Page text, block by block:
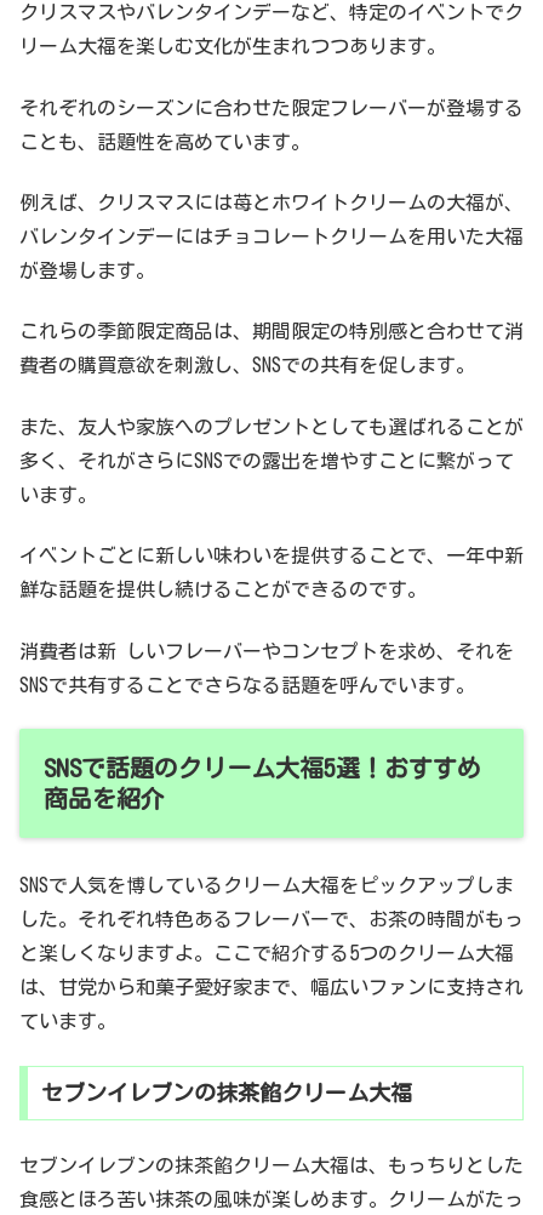
クリスマスやバレンタインデーなど、特定のイベントでク
リーム大福を楽しむ文化が生まれつつあります。
それぞれのシーズンに合わせた限定フレーバーが登場する
ことも、話題性を高めています。
例えば、クリスマスには苺とホワイトクリームの大福が、
バレンタインデーにはチョコレートクリームを用いた大福
が登場します。
これらの季節限定商品は、期間限定の特別感と合わせて消
費者の購買意欲を刺激し、SNSでの共有を促します。
また、友人や家族へのプレゼントとしても選ばれることが
多く、それがさらにSNSでの露出を増やすことに繋がって
います。
イベントごとに新しい味わいを提供することで、一年中新
鮮な話題を提供し続けることができるのです。
消費者は新 しいフレーバーやコンセプトを求め、それを
SNSで共有することでさらなる話題を呼んでいます。
SNSで話題のクリーム大福5選！おすすめ
商品を紹介
SNSで人気を博しているクリーム大福をピックアップしま
した。それぞれ特色あるフレーバーで、お茶の時間がもっ
と楽しくなりますよ。ここで紹介する5つのクリーム大福
は、甘党から和菓子愛好家まで、幅広いファンに支持され
ています。
セブンイレブンの抹茶餡クリーム大福
セブンイレブンの抹茶餡クリーム大福は、もっちりとした
食感とほろ苦い抹茶の風味が楽しめます。クリームがたっ